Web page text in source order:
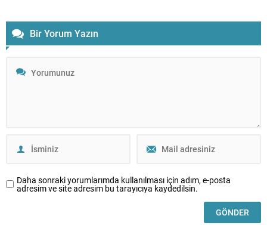
Bir Yorum Yazın
Daha sonraki yorumlarımda kullanılması için adım, e-posta
adresim ve site adresim bu tarayıcıya kaydedilsin.